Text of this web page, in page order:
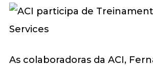
As colaboradoras da ACI,